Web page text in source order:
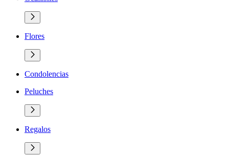
Flores
Condolencias
Peluches
Regalos